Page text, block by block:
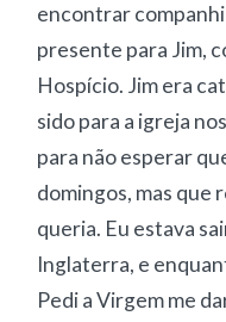
encontrar
presente para Jim,
Hospício. Jim era
sido para a igreja
para não esperar
domingos, mas que
queria. Eu estava
Inglaterra, e
Pedi a Virgem me